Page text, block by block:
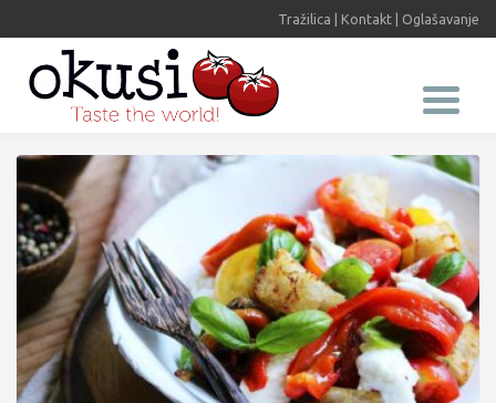
Tražilica Kontakt Oglašavanje